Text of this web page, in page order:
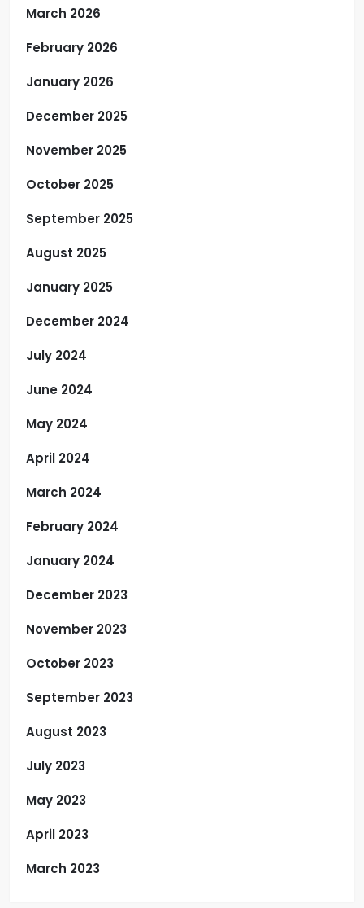
March 2026
February 2026
January 2026
December 2025
November 2025
October 2025
September 2025
August 2025
January 2025
December 2024
July 2024
June 2024
May 2024
April 2024
March 2024
February 2024
January 2024
December 2023
November 2023
October 2023
September 2023
August 2023
July 2023
May 2023
April 2023
March 2023